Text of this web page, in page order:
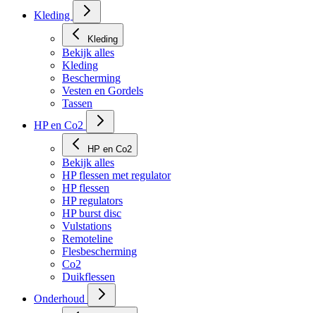
Kleding
Kleding
Bekijk alles
Kleding
Bescherming
Vesten en Gordels
Tassen
HP en Co2
HP en Co2
Bekijk alles
HP flessen met regulator
HP flessen
HP regulators
HP burst disc
Vulstations
Remoteline
Flesbescherming
Co2
Duikflessen
Onderhoud